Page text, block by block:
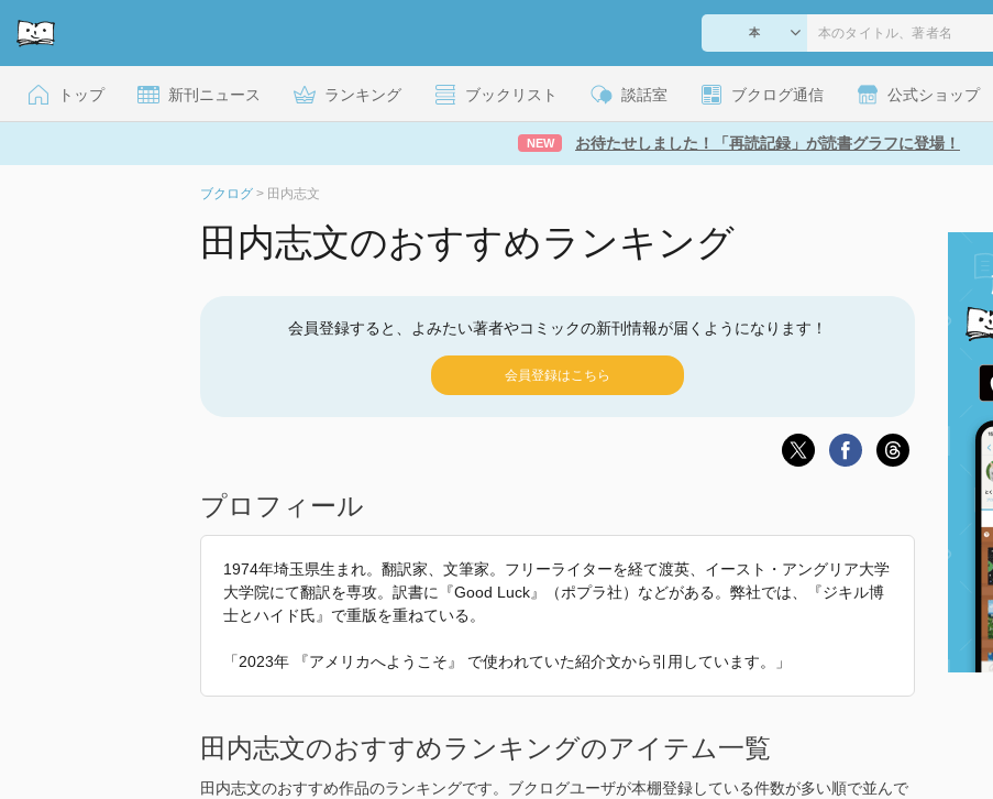
トップ 新刊ニュース ランキング ブックリスト 談話室 ブクログ通信 公式ショップ
NEW お待たせしました！「再読記録」が読書グラフに登場！
ブクログ > 田内志文
田内志文のおすすめランキング
会員登録すると、よみたい著者やコミックの新刊情報が届くようになります！
会員登録はこちら
プロフィール
1974年埼玉県生まれ。翻訳家、文筆家。フリーライターを経て渡英、イースト・アングリア大学
大学院にて翻訳を専攻。訳書に『Good Luck』（ポプラ社）などがある。弊社では、『ジキル博
士とハイド氏』で重版を重ねている。
「2023年 『アメリカへようこそ』 で使われていた紹介文から引用しています。」
田内志文のおすすめランキングのアイテム一覧
田内志文のおすすめ作品のランキングです。ブクログユーザが本棚登録している件数が多い順で並んで